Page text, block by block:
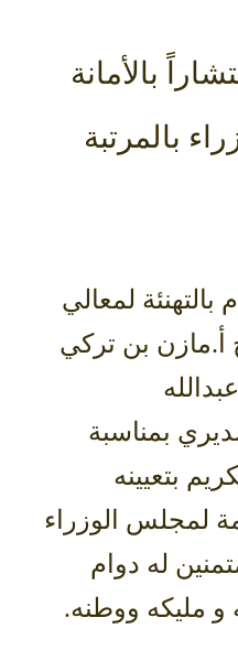
بالأمانة
بالمرتبة
بالتهنئة لمعالي
أ.مازن بن تركي
بمناسبة
بتعيينه
لمجلس الوزراء
له دوام
و مليكه ووطنه.